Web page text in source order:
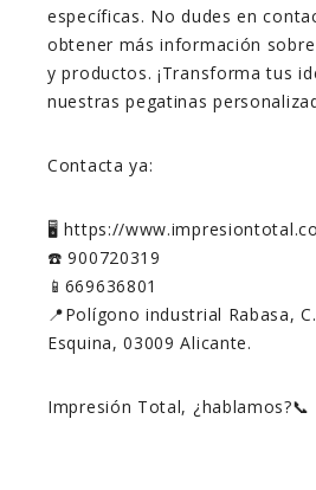
específicas. No dudes en
obtener más información
y productos. ¡Transforma tus
nuestras pegatinas
Contacta ya:
🖥️ https://
☎️ 900720319
📱669636801
📍Polígono industrial Rabasa,
Esquina, 03009 Alicante.
Impresión Total, ¿hablamos?📞